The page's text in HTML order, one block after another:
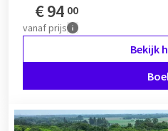
€94 00
vanafprijs
Bekijk